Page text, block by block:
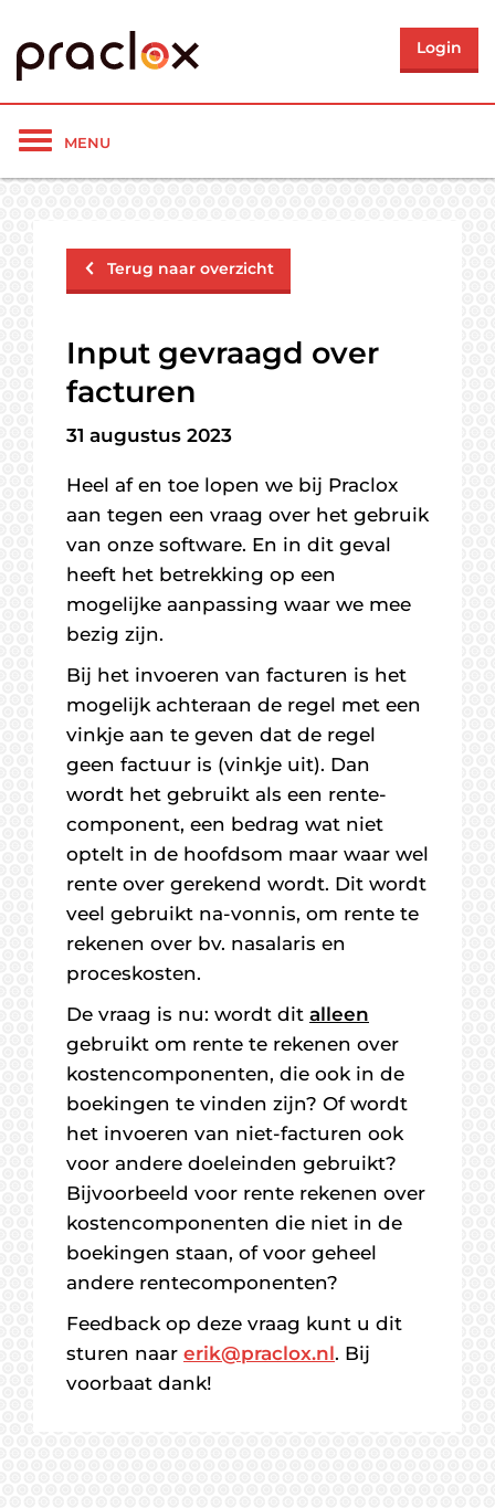
Login
Toon/verberg
MENU
Terug naar overzicht
Input gevraagd over
facturen
31 augustus 2023
Heel af en toe lopen we bij Praclox
aan tegen een vraag over het gebruik
van onze software. En in dit geval
heeft het betrekking op een
mogelijke aanpassing waar we mee
bezig zijn.
Bij het invoeren van facturen is het
mogelijk achteraan de regel met een
vinkje aan te geven dat de regel
geen factuur is (vinkje uit). Dan
wordt het gebruikt als een rente-
component, een bedrag wat niet
optelt in de hoofdsom maar waar wel
rente over gerekend wordt. Dit wordt
veel gebruikt na-vonnis, om rente te
rekenen over bv. nasalaris en
proceskosten.
De vraag is nu: wordt dit alleen
gebruikt om rente te rekenen over
kostencomponenten, die ook in de
boekingen te vinden zijn? Of wordt
het invoeren van niet-facturen ook
voor andere doeleinden gebruikt?
Bijvoorbeeld voor rente rekenen over
kostencomponenten die niet in de
boekingen staan, of voor geheel
andere rentecomponenten?
Feedback op deze vraag kunt u dit
sturen naar erik@praclox.nl. Bij
voorbaat dank!